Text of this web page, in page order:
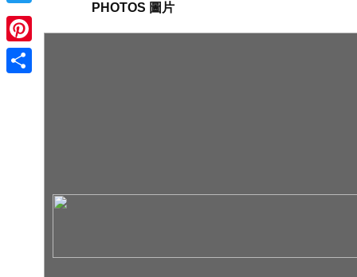
Twitter
Pinterest
PHOTOS 圖片